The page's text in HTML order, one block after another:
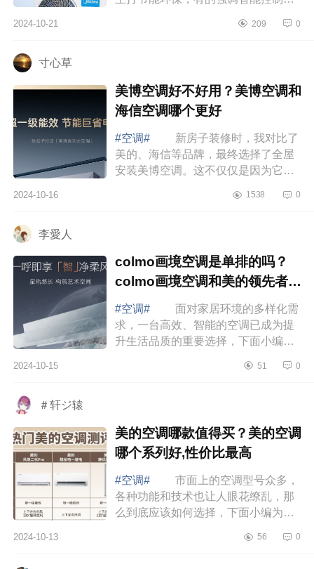
我们当然希望能买到既实惠又好用的
2024-10-21 209 0
寸心草
美博空调好不好用？美博空调和
海信空调哪个更好
#空调#
新房子装修时，我对比了
美的、海信等品牌，最终选择了全屋
安装美博空调。这不仅仅是因为它的
能效果以及外观设计都让我非常满
2024-10-16 1538 0
李愛人
colmo画境空调是单排的吗？
colmo画境空调和美的领先者哪
个好
#空调#
面对家居环境的多样化需
求，一台高效、智能的空调已成为提
升生活品质的重要选择，下面小编为
吗？colmo画境空调和美的领先者哪
2024-10-15 51 0
＃轩ジ辕
美的空调哪款值得买？美的空调
哪个系列好,性价比最高
#空调#
市面上的空调型号众多，
各种功能和技术也让人眼花缭乱，那
么到底应该如何选择，下面小编为大
空调哪个系列好,性价比最高 美的
2024-10-13 56 0